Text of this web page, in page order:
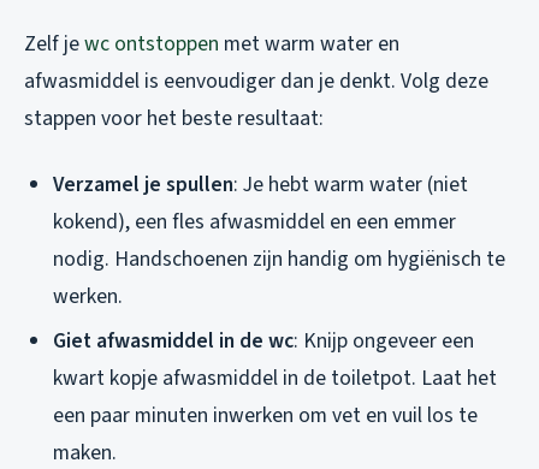
Zelf jewc ontstoppen met warm water en
afwasmiddel is eenvoudiger dan je denkt. Volg deze
stappen voor het beste resultaat:
Verzamel je spullen: Je hebt warm water (niet
kokend), een fles afwasmiddel en een emmer
nodig. Handschoenen zijn handig om hygiënisch te
werken.
Giet afwasmiddel in de wc: Knijp ongeveer een
kwart kopje afwasmiddel in de toiletpot. Laat het
een paar minuten inwerken om vet en vuil los te
maken.